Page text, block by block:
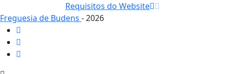
Requisitos do Website
Freguesia de Budens - 2026